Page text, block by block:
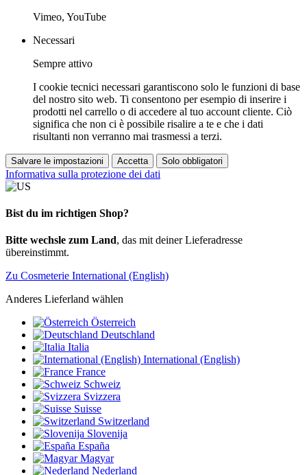
Vimeo, YouTube
Necessari
Sempre attivo
I cookie tecnici necessari garantiscono solo le funzioni di base
del nostro sito web. Ti consentono per esempio di inserire i
prodotti nel carrello o di accedere al tuo account cliente. Ciò
significa che non ci è possibile risalire a te e che i dati
risultanti non verranno mai trasmessi a terzi.
Salvare le impostazioni Accetta Solo obbligatori
Informativa sulla protezione dei dati
Bist du im richtigen Shop?
Bitte wechsle zum Land, das mit deiner Lieferadresse
übereinstimmt.
Zu Cosmeterie International (English)
Anderes Lieferland wählen
Österreich
Deutschland
Italia
International (English)
France
Schweiz
Svizzera
Suisse
Switzerland
Slovenija
España
Magyar
Nederland